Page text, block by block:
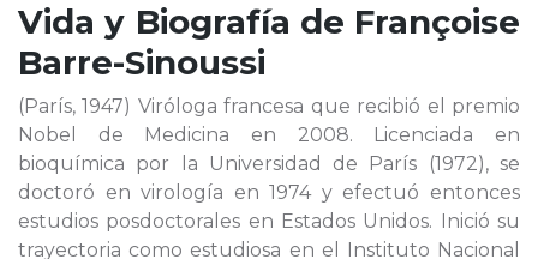
Vida y Biografía de Françoise
Barre-Sinoussi
(París, 1947) Viróloga francesa que recibió el premio
Nobel de Medicina en 2008. Licenciada en
bioquímica por la Universidad de París (1972), se
doctoró en virología en 1974 y efectuó entonces
estudios posdoctorales en Estados Unidos. Inició su
trayectoria como estudiosa en el Instituto Nacional